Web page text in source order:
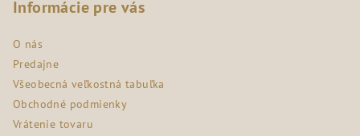
Informácie pre vás
O nás
Predajne
Všeobecná veľkostná tabuľka
Obchodné podmienky
Vrátenie tovaru